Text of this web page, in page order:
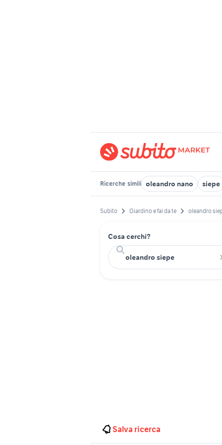
Ricerche simili oleandro nano siepe
Subito Giardino e fai da te oleandro
Cosa cerchi?
Salva ricerca